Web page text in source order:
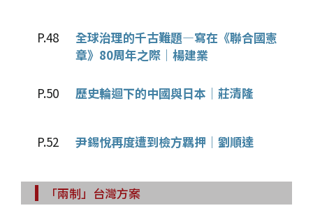
P.48
全球治理的千古難題—寫在《聯合國憲
章》80周年之際│楊建業
P.50 歷史輪迴下的中國與日本│莊清隆
P.52 尹錫悅再度遭到檢方羈押│劉順達
「兩制」台灣方案